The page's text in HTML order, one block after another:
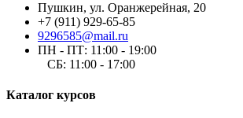
Пушкин, ул. Оранжерейная, 20
+7 (911) 929-65-85
9296585@mail.ru
ПН - ПТ: 11:00 - 19:00
СБ: 11:00 - 17:00
Каталог курсов